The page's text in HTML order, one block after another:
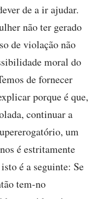
de a ir ajudar.
não ter gerado
de violação não
moral do
de fornecer
porque é que,
continuar a
um
é estritamente
é a seguinte: Se
tem-no